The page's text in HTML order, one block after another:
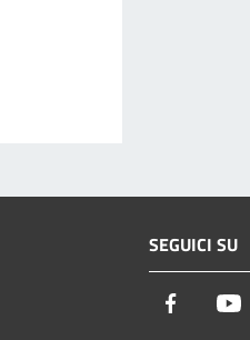
SEGUICI SU
Facebook